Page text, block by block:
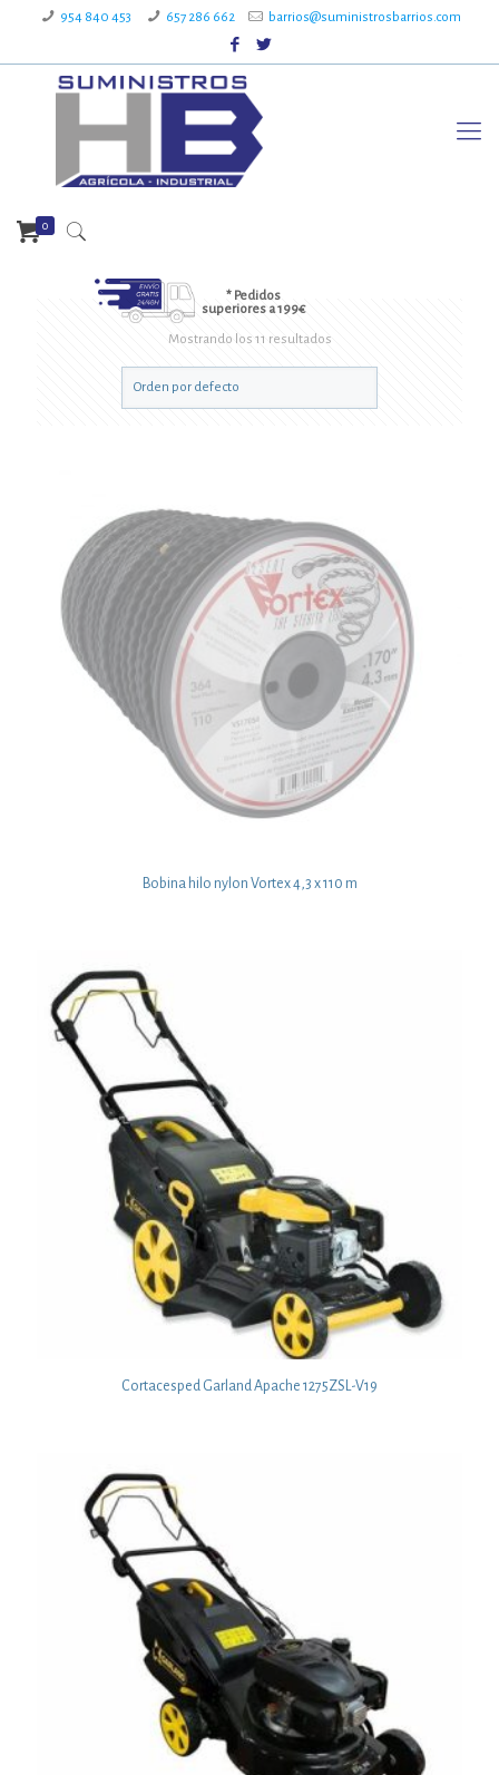
954 840 453 657 286 662 barrios@suministrosbarrios.com
* Pedidos
superiores a 199€
0
Mostrando los 11 resultados
Bobina hilo nylon Vortex 4,3 x 110 m
Cortacesped Garland Apache 1275ZSL-V19